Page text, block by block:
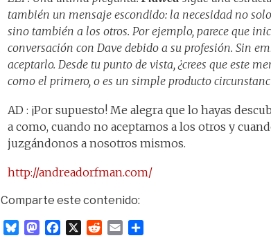
también un mensaje escondido: la necesidad no
sino también a los otros. Por ejemplo, parece que
conversación con Dave debido a su profesión. Sin
aceptarlo. Desde tu punto de vista, ¿crees que este
como el primero, o es un simple producto
AD : ¡Por supuesto! Me alegra que lo hayas
a como, cuando no aceptamos a los otros y
juzgándonos a nosotros mismos.
http://andreadorfman.com/
Comparte este contenido:
M
X